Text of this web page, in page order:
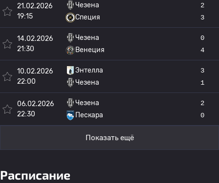
21.02.2026
19:15
Чезена
Специя
2
3
14.02.2026
21:30
Чезена
Венеция
0
4
10.02.2026
22:00
Энтелла
Чезена
3
1
06.02.2026
22:30
Чезена
Пескара
2
0
Показать ещё
Расписание